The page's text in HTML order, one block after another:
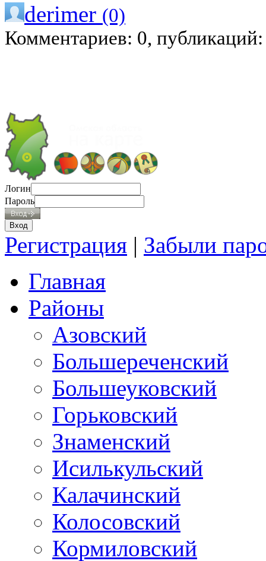
derimer (0)
Комментариев: 0,
Логин
Пароль
Регистрация | Забыли
Главная
Районы
Азовский
Большереченский
Большеуковский
Горьковский
Знаменский
Исилькульский
Калачинский
Колосовский
Кормиловский